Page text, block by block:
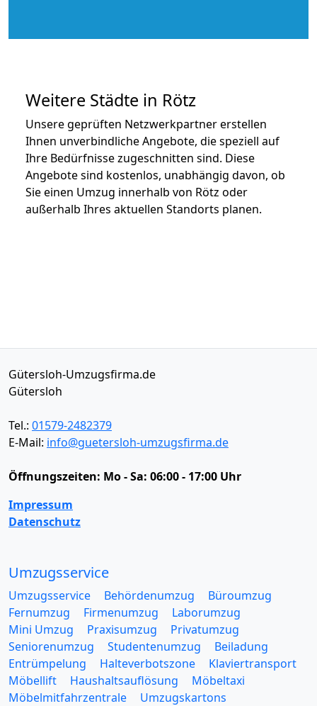
Weitere Städte in Rötz
Unsere geprüften Netzwerkpartner erstellen
Ihnen unverbindliche Angebote, die speziell auf
Ihre Bedürfnisse zugeschnitten sind. Diese
Angebote sind kostenlos, unabhängig davon, ob
Sie einen Umzug innerhalb von Rötz oder
außerhalb Ihres aktuellen Standorts planen.
Gütersloh-Umzugsfirma.de
Gütersloh
Tel.: 01579-2482379
E-Mail: info@guetersloh-umzugsfirma.de
Öffnungszeiten: Mo - Sa: 06:00 - 17:00 Uhr
Impressum
Datenschutz
Umzugsservice
Umzugsservice Behördenumzug
Büroumzug
Fernumzug
Firmenumzug
Laborumzug
Mini Umzug
Praxisumzug
Privatumzug
Seniorenumzug
Studentenumzug
Beiladung
Entrümpelung
Halteverbotszone
Klaviertransport
Möbellift
Haushaltsauflösung
Möbeltaxi
Möbelmitfahrzentrale
Umzugskartons